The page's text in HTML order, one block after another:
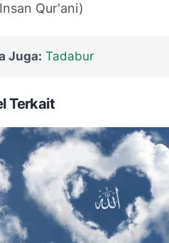
Qur'ani)
Juga: Tadabur
Terkait